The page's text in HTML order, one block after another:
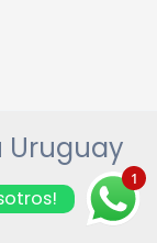
Uruguay
1